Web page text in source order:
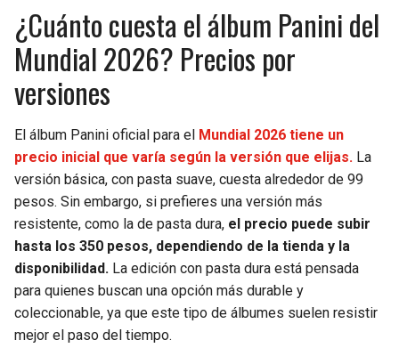
¿Cuánto cuesta el álbum Panini del
Mundial 2026? Precios por
versiones
El álbum Panini oficial para el Mundial 2026 tiene un
precio inicial que varía según la versión que elijas. La
versión básica, con pasta suave, cuesta alrededor de 99
pesos. Sin embargo, si prefieres una versión más
resistente, como la de pasta dura, el precio puede subir
hasta los 350 pesos, dependiendo de la tienda y la
disponibilidad. La edición con pasta dura está pensada
para quienes buscan una opción más durable y
coleccionable, ya que este tipo de álbumes suelen resistir
mejor el paso del tiempo.